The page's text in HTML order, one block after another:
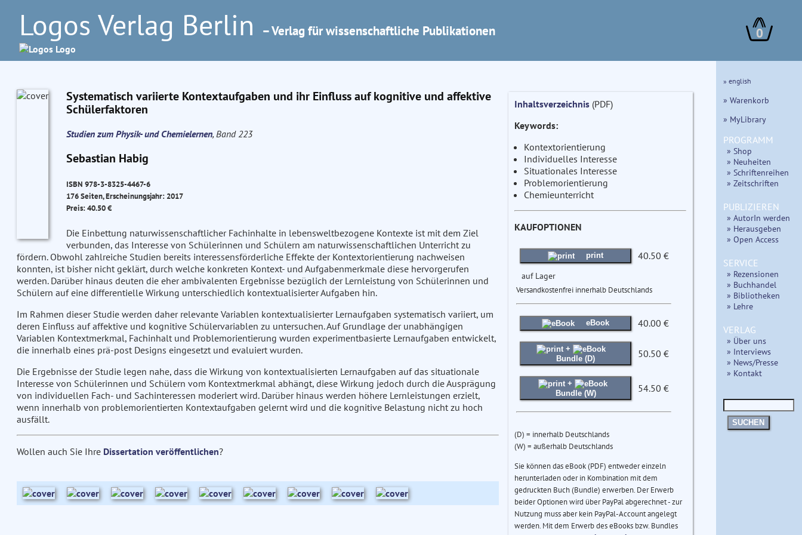
Logos Verlag Berlin – Verlag für wissenschaftliche Publikationen 0
Systematisch variierte Kontextaufgaben und ihr Einfluss auf kognitive und affektive
Schülerfaktoren
Studien zum Physik- und Chemielernen, Band 223
Sebastian Habig
ISBN 978-3-8325-4467-6
176 Seiten, Erscheinungsjahr: 2017
Preis: 40.50 €
Die Einbettung naturwissenschaftlicher Fachinhalte in lebensweltbezogene Kontexte ist mit dem Ziel
verbunden, das Interesse von Schülerinnen und Schülern am naturwissenschaftlichen Unterricht zu
fördern. Obwohl zahlreiche Studien bereits interessensförderliche Effekte der Kontextorientierung nachweisen
konnten, ist bisher nicht geklärt, durch welche konkreten Kontext- und Aufgabenmerkmale diese hervorgerufen
werden. Darüber hinaus deuten die eher ambivalenten Ergebnisse bezüglich der Lernleistung von Schülerinnen und
Schülern auf eine differentielle Wirkung unterschiedlich kontextualisierter Aufgaben hin.
Im Rahmen dieser Studie werden daher relevante Variablen kontextualisierter Lernaufgaben systematisch variiert, um
deren Einfluss auf affektive und kognitive Schülervariablen zu untersuchen. Auf Grundlage der unabhängigen
Variablen Kontextmerkmal, Fachinhalt und Problemorientierung wurden experimentbasierte Lernaufgaben entwickelt,
die innerhalb eines prä-post Designs eingesetzt und evaluiert wurden.
Die Ergebnisse der Studie legen nahe, dass die Wirkung von kontextualisierten Lernaufgaben auf das situationale
Interesse von Schülerinnen und Schülern vom Kontextmerkmal abhängt, diese Wirkung jedoch durch die Ausprägung
von individuellen Fach- und Sachinteressen moderiert wird. Darüber hinaus werden höhere Lernleistungen erzielt,
wenn innerhalb von problemorientierten Kontextaufgaben gelernt wird und die kognitive Belastung nicht zu hoch
ausfällt.
Wollen auch Sie Ihre Dissertation veröffentlichen?
Inhaltsverzeichnis(PDF)
Keywords:
Kontextorientierung
Individuelles Interesse
Situationales Interesse
Problemorientierung
Chemieunterricht
KAUFOPTIONEN
print 40.50 €
auf Lager
Versandkostenfrei innerhalb Deutschlands
eBook 40.00 €
+
Bundle (D)
50.50 €
+
Bundle (W)
54.50 €
(D) = innerhalb Deutschlands
(W) = außerhalb Deutschlands
Sie können das eBook (PDF) entweder einzeln
herunterladen oder in Kombination mit dem
gedruckten Buch (Bundle) erwerben. Der Erwerb
beider Optionen wird über PayPal abgerechnet - zur
Nutzung muss aber kein PayPal-Account angelegt
werden. Mit dem Erwerb des eBooks bzw. Bundles
» english
» Warenkorb
» MyLibrary
PROGRAMM
» Shop
» Neuheiten
» Schriftenreihen
» Zeitschriften
PUBLIZIEREN
» AutorIn werden
» Herausgeben
» Open Access
SERVICE
» Rezensionen
» Buchhandel
» Bibliotheken
» Lehre
VERLAG
» Über uns
» Interviews
» News/Presse
» Kontakt
SUCHEN